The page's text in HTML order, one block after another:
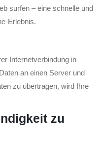
surfen – eine schnelle und
Erlebnis.
Internetverbindung in
an einen Server und
zu übertragen, wird Ihre
zu